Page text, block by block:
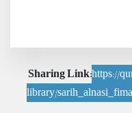
Sharing Link:https://
library/